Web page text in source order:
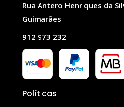
Rua Antero Henriques da
Guimarães
912 973 232
Políticas